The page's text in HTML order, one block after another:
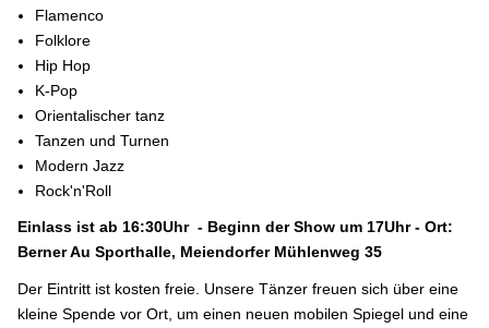
Flamenco
Folklore
Hip Hop
K-Pop
Orientalischer tanz
Tanzen und Turnen
Modern Jazz
Rock'n'Roll
Einlass ist ab 16:30Uhr - Beginn der Show um 17Uhr - Ort:
Berner Au Sporthalle, Meiendorfer Mühlenweg 35
Der Eintritt ist kosten freie. Unsere Tänzer freuen sich über eine
kleine Spende vor Ort, um einen neuen mobilen Spiegel und eine